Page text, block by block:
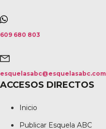
609 680 803
esquelasabc@esquelasabc.com
ACCESOS DIRECTOS
Inicio
Publicar Esquela ABC